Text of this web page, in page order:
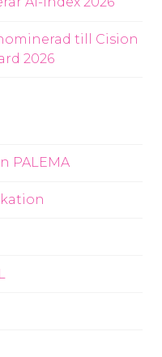
till Cision
2026
PALEMA